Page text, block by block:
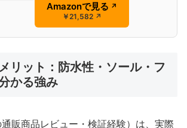
Amazonで見る ↗
￥21,582 ↗
リット：防水性・ソール・フ
かる強み
通販商品レビュー・検証経験）は、実際